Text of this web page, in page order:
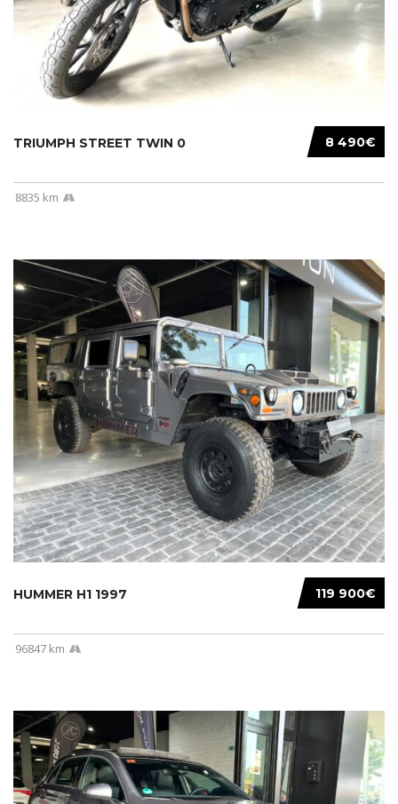
8 490€
TRIUMPH STREET TWIN 0
8835 km
119 900€
HUMMER H1 1997
96847 km